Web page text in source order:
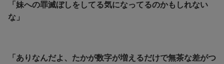
「妹への罪滅ぼしをしてる気になってるのかもしれない
な」
「ありなんだよ、たかが数字が増えるだけで無茶な差がつ